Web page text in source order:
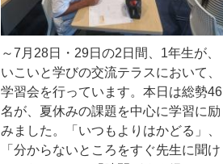
～7月28日・29日の2日間、1年生が、
いこいと学びの交流テラスにおいて、
学習会を行っています。本日は総勢46
名が、夏休みの課題を中心に学習に励
みました。「いつもよりはかどる」、
「分からないところをすぐ先生に聞け